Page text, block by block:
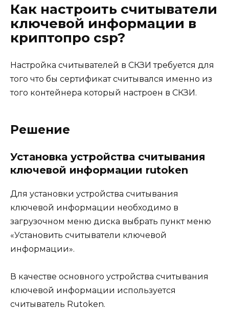
Как настроить считыватели
ключевой информации в
криптопро csp?
Настройка считывателей в СКЗИ требуется для
того что бы сертификат считывался именно из
того контейнера который настроен в СКЗИ.
Решение
Установка устройства считывания
ключевой информации rutoken
Для установки устройства считывания
ключевой информации необходимо в
загрузочном меню диска выбрать пункт меню
«Установить считыватели ключевой
информации».
В качестве основного устройства считывания
ключевой информации используется
считыватель Rutoken.